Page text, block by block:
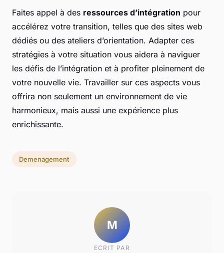
Faites appel à des ressources d’intégration pour
accélérez votre transition, telles que des sites web
dédiés ou des ateliers d’orientation. Adapter ces
stratégies à votre situation vous aidera à naviguer
les défis de l’intégration et à profiter pleinement de
votre nouvelle vie. Travailler sur ces aspects vous
offrira non seulement un environnement de vie
harmonieux, mais aussi une expérience plus
enrichissante.
Demenagement
M
ECRIT PAR